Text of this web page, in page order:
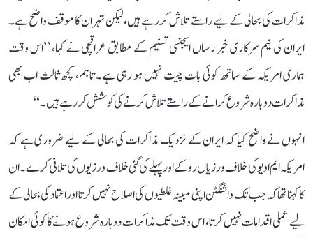
مذاکرات کی بحالی کے لیے راستے تلاش کر رہے ہیں، لیکن تہران کا موقف واضح ہے۔
ایران کی نیم سرکاری خبر رساں ایجنسی تسنیم کے مطابق عراقچی نے کہا، ’’اس وقت
ہماری امریکہ کے ساتھ کوئی بات چیت نہیں ہو رہی ہے۔ تاہم، کچھ ثالث اب بھی
مذاکرات دوبارہ شروع کرانے کے راستے تلاش کرنے کی کوشش کر رہے ہیں۔‘‘
انہوں نے واضح کیا کہ ایران کے نزدیک مذاکرات کی بحالی کے لیے ضروری ہے کہ
امریکہ ایم او یو کی خلاف ورزیاں روکے اور پہلے کی گئی خلاف ورزیوں کی تلافی کرے۔ ان
کا کہنا تھا کہ جب تک واشنگٹن اپنی مبینہ غلطیوں کی اصلاح نہیں کرتا اور اعتماد کی بحالی کے
لیے عملی اقدامات نہیں کرتا، اس وقت تک مذاکرات دوبارہ شروع ہونے کا کوئی امکان